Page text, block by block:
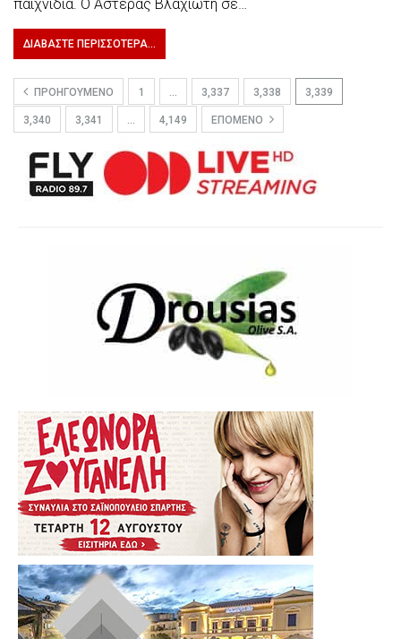
παιχνίδια. Ο Αστέρας Βλαχιώτη σε…
ΔΙΑΒΆΣΤΕ ΠΕΡΙΣΣΌΤΕΡΑ...
ΠΡΟΗΓΟΎΜΕΝΟ 1 … 3,337 3,338 3,339
3,340 3,341 … 4,149 ΕΠΌΜΕΝΟ